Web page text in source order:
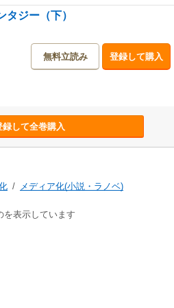
タジー（下）
無料立読み 登録して購入
録して全巻購入
/
メディア化(小説・ラノベ)
表示しています